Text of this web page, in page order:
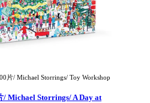
片/ Michael Storrings/ Toy Workshop
/ Michael Storrings/ A Day at